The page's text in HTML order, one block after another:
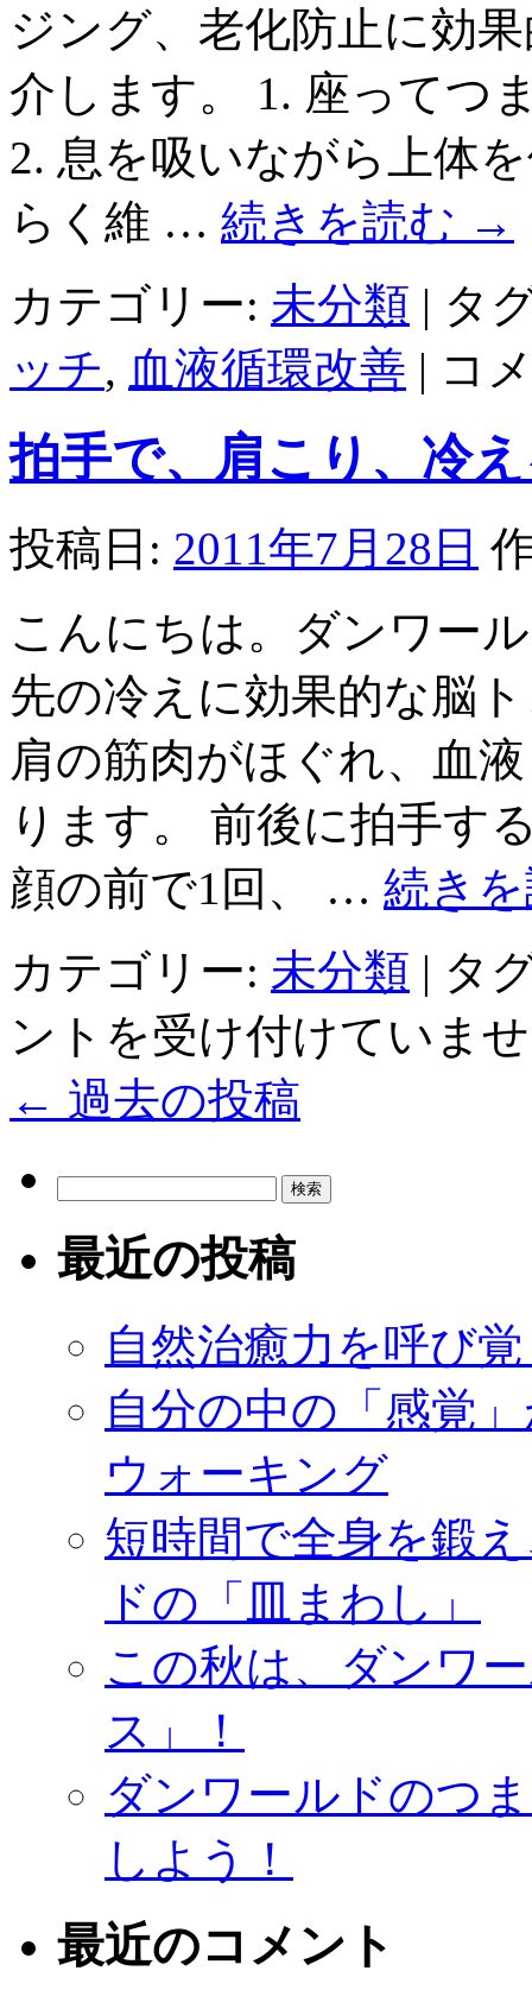
ジング、老化防止に効
介します。 1. 座ってつ
2. 息を吸いながら上体
らく維 … 続きを読む →
カテゴリー: 未分類 | タ
ッチ, 血液循環改善 |
イ
ジ
に
効
レ
ッ
チ
は
コ
拍手で、肩こり、冷
投稿日: 2011年7月28日
こんにちは。ダンワー
先の冷えに効果的な脳
肩の筋肉がほぐれ、血
ります。 前後に拍手す
顔の前で1回、 … 続き
カテゴリー: 未分類 | タ
ントを受け付けていま
← 過去の投稿
最近の投稿
自然治癒力を呼び
自分の中の「感覚
ウォーキング
短時間で全身を鍛
ドの「皿まわし」
この秋は、ダンワ
ス」！
ダンワールドのつ
しよう！
最近のコメント